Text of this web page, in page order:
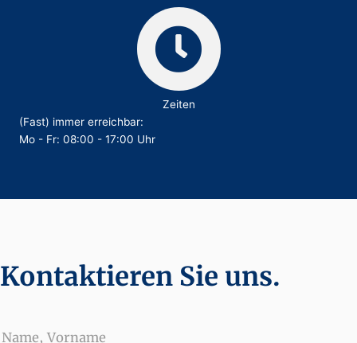
Zeiten
(Fast) immer erreichbar:
Mo - Fr: 08:00 - 17:00 Uhr
Kontaktieren Sie uns.
Name, Vorname